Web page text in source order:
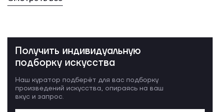
Получить индивидуальную
подборку искусства
Наш куратор подберёт для вас подборку
произведений искусства, опираясь на ваш
вкус и запрос.